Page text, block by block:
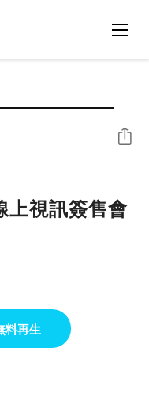
上視訊簽售會
シェア
料再生